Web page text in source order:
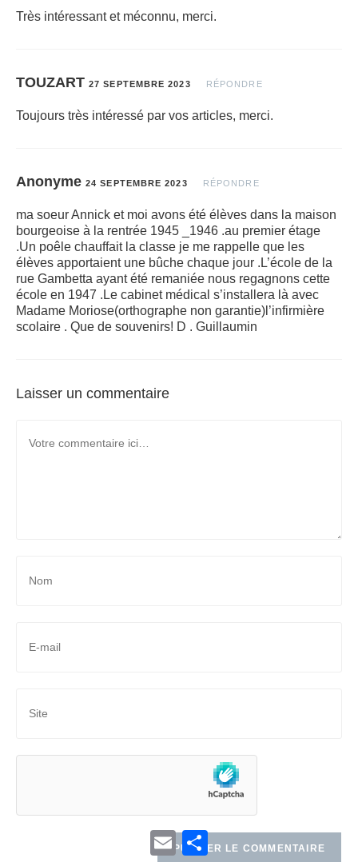
Très intéressant et méconnu, merci.
TOUZART 27 SEPTEMBRE 2023 RÉPONDRE
Toujours très intéressé par vos articles, merci.
Anonyme 24 SEPTEMBRE 2023 RÉPONDRE
ma soeur Annick et moi avons été élèves dans la maison
bourgeoise à la rentrée 1945 _1946 .au premier étage
.Un poêle chauffait la classe je me rappelle que les
élèves apportaient une bûche chaque jour .L’école de la
rue Gambetta ayant été remaniée nous regagnons cette
école en 1947 .Le cabinet médical s’installera là avec
Madame Moriose(orthographe non garantie)l’infirmière
scolaire . Que de souvenirs! D . Guillaumin
Laisser un commentaire
E
m
P
a